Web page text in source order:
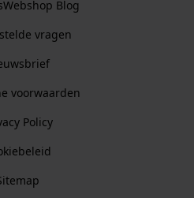
Blog
vragen
voorwaarden
Policy